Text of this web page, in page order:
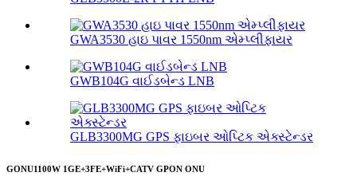
GWA3530 હાઇ પાવર 1550nm એમ્પ્લીફાયર
GWB104G વાઈડબેન્ડ LNB
GLB3300MG GPS ફાઇબર ઓપ્ટિક એક્સ્ટેન્ડર
GONU1100W 1GE+3FE+WiFi+CATV GPON ONU